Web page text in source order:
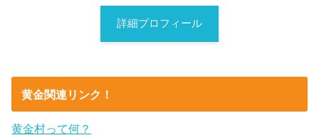
詳細プロフィール
黄金関連リンク！
黄金村って何？